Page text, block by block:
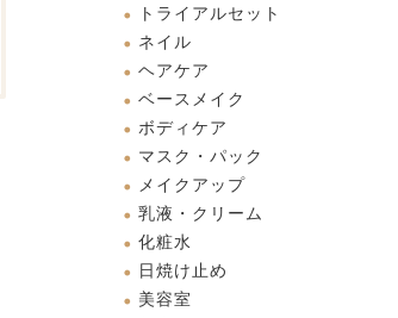
トライアルセット
ネイル
ヘアケア
ベースメイク
ボディケア
マスク・パック
メイクアップ
乳液・クリーム
化粧水
日焼け止め
美容室